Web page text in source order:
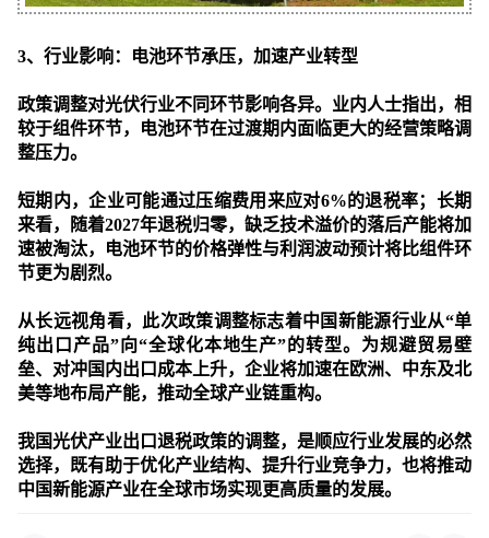
3、 行业影响：电池环节承压，加速产业转型
政策调整对光伏行业不同环节影响各异。业内人士指出，相
较于组件环节，电池环节在过渡期内面临更大的经营策略调
整压力。
短期内，企业可能通过压缩费用来应对6%的退税率； 长期
来看，随着2027年退税归零，缺乏技术溢价的落后产能将加
速被淘汰，电池环节的价格弹性与利润波动预计将比组件环
节更为剧烈。
从长远视角看，此次政策调整标志着中国新能源行业从“单
纯出口产品”向“全球化本地生产”的转型。为规避贸易壁
垒、对冲国内出口成本上升，企业将加速在欧洲、中东及北
美等地布局产能，推动全球产业链重构。
我国光伏产业出口退税政策的调整，是顺应行业发展的必然
选择，既有助于优化产业结构、提升行业竞争力，也将推动
中国新能源产业在全球市场实现更高质量的发展。